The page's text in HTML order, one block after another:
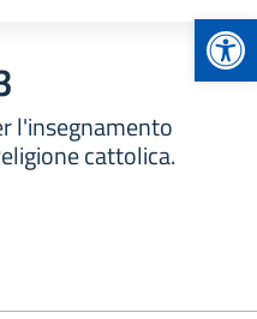
l'insegnamento
cattolica.